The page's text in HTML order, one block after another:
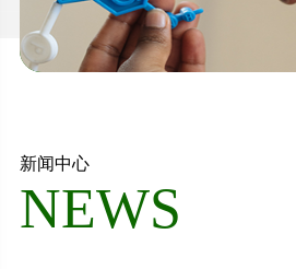
新闻中心
NEWS